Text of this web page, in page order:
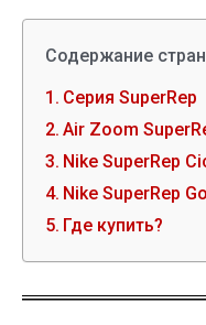
Содержание
Серия SuperRep
Air Zoom
Nike SuperRep
Nike SuperRep Go
Где купить?